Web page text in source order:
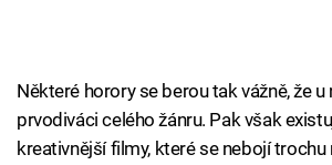
Některé horory se berou tak vážně, že
prvodiváci celého žánru. Pak však
kreativnější filmy, které se nebojí